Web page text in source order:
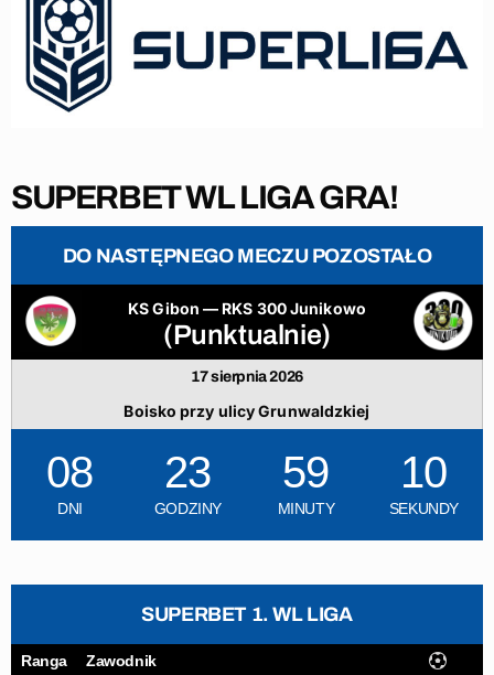
SUPERBET WL LIGA GRA!
DO NASTĘPNEGO MECZU POZOSTAŁO
KS Gibon — RKS 300 Junikowo
(Punktualnie)
17 sierpnia 2026
Boisko przy ulicy Grunwaldzkiej
08
DNI
23
GODZINY
59
MINUTY
09
SEKUNDY
SUPERBET 1. WL LIGA
Ranga Zawodnik